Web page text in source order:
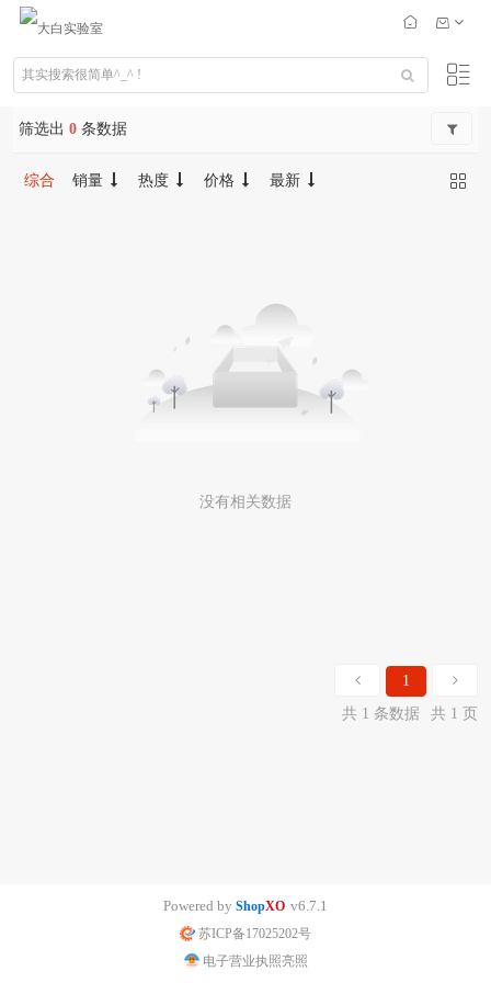
筛选出 0 条数据
综合 销量 热度 价格 最新
没有相关数据
1
共 1 条数据
共 1 页
Powered by ShopXO v6.7.1
苏ICP备17025202号
电子营业执照亮照